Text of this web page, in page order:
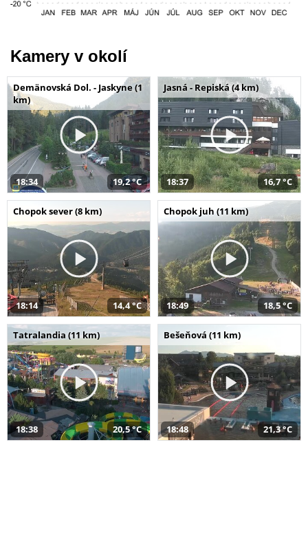
Kamery v okolí
Demänovská Dol. - Jaskyne (1
km)
18:34 19,2 °C
Jasná - Repiská (4 km)
18:37 16,7 °C
Chopok sever (8 km)
18:14 14,4 °C
Chopok juh (11 km)
18:49 18,5 °C
Tatralandia (11 km)
18:38 20,5 °C
Bešeňová (11 km)
18:48 21,3 °C